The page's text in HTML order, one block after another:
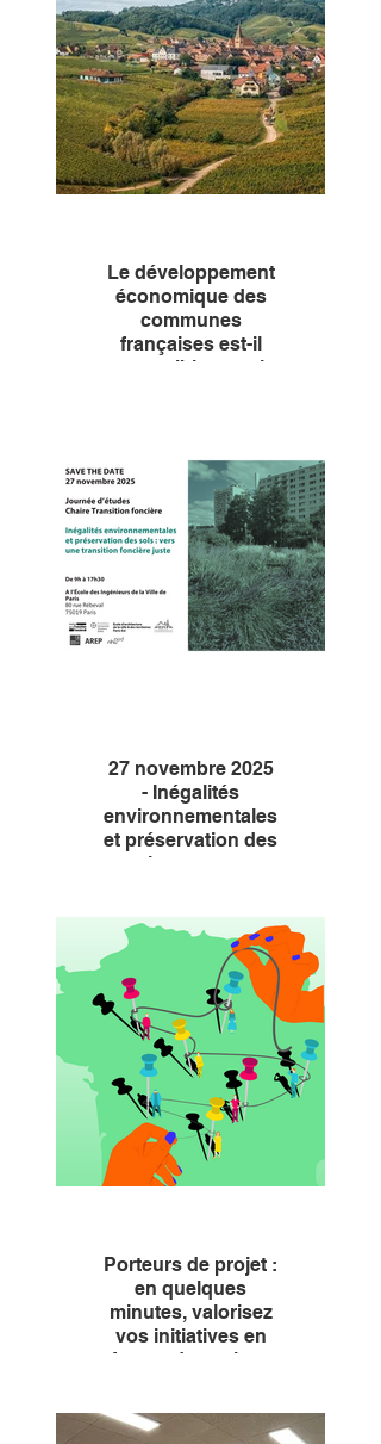
dette évitée grâce au
renouvellement urbain et la
dette réduite par la
renaturation dans le bilan
d’opération des projets
d'aménagement.
Le développement
économique des
communes
françaises est-il
compatible avec la
Dans son dernier briefing,
l’Institut de la Transition
foncière se penche sur ce lieu
commun de l’aménagement.
27 novembre 2025
- Inégalités
environnementales
et préservation des
sols : vers une
Journée d’études de la Chaire
Transition foncière. Si les sols
dégradés cristallisent de
multiples inégalités sociales,
spatiales, environnementales,
comment les préserver dans
une approche de justice
environnementale ?
Porteurs de projet :
en quelques
minutes, valorisez
vos initiatives en
faveur des sols et
accélérer la
transition foncière